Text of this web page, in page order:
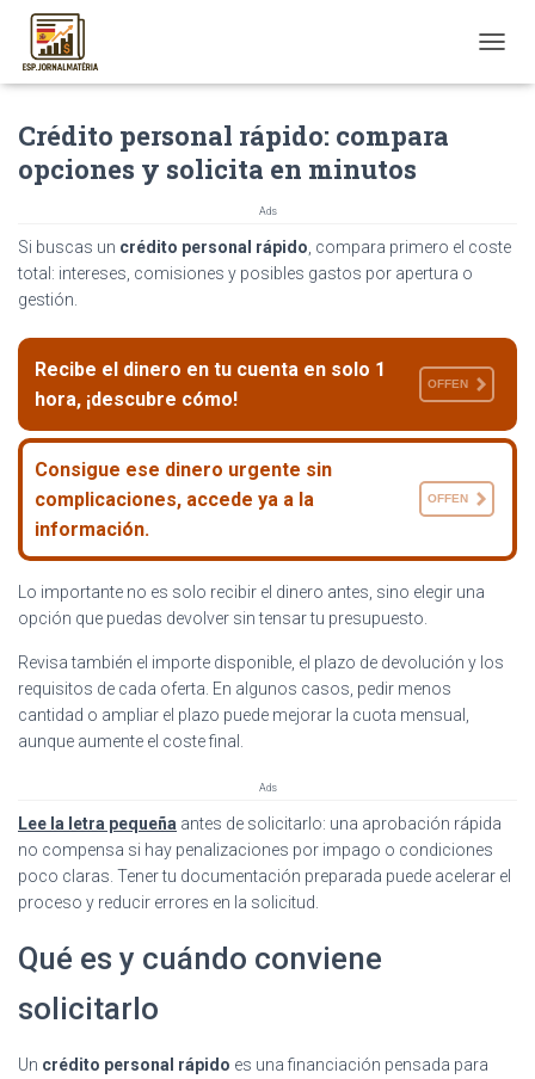
O
V
N
Crédito personal rápido: compara
opciones y solicita en minutos
Ads
Si buscas un crédito personal rápido , compara primero el coste
total: intereses, comisiones y posibles gastos por apertura o
gestión.
Recibe el dinero en tu cuenta en solo 1
hora, ¡descubre cómo!
OFFEN
Consigue ese dinero urgente sin
complicaciones, accede ya a la
información.
OFFEN
Lo importante no es solo recibir el dinero antes, sino elegir una
opción que puedas devolver sin tensar tu presupuesto.
Revisa también el importe disponible, el plazo de devolución y los
requisitos de cada oferta. En algunos casos, pedir menos
cantidad o ampliar el plazo puede mejorar la cuota mensual,
aunque aumente el coste final.
Ads
Lee la letra pequeña antes de solicitarlo: una aprobación rápida
no compensa si hay penalizaciones por impago o condiciones
poco claras. Tener tu documentación preparada puede acelerar el
proceso y reducir errores en la solicitud.
Qué es y cuándo conviene
solicitarlo
Un crédito personal rápido es una financiación pensada para